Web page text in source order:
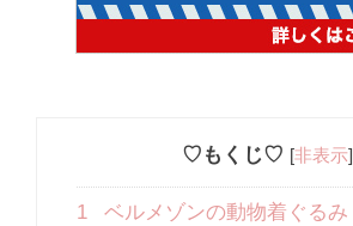
♡もくじ♡ [非表示]
1 ベルメゾンの動物着ぐるみ